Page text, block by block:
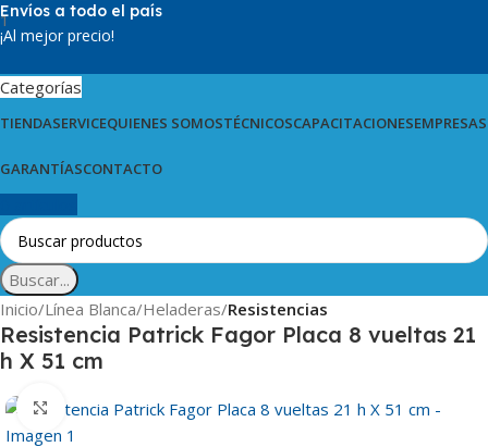
Envíos a todo el país
¡Al mejor precio!
Categorías
TIENDASERVICEQUIENES SOMOSTÉCNICOSCAPACITACIONESEMPRESAS
GARANTÍASCONTACTO
Buscar...
Inicio Línea Blanca Heladeras Resistencias
Resistencia Patrick Fagor Placa 8 vueltas 21
h X 51 cm
Clic para ampliar